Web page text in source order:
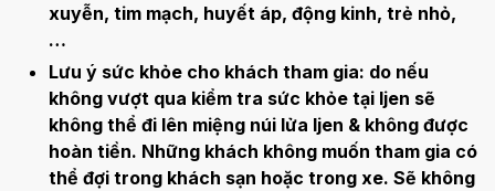
xuyễn, tim mạch, huyết áp, động kinh, trẻ nhỏ,
…
Lưu ý sức khỏe cho khách tham gia: do nếu
không vượt qua kiểm tra sức khỏe tại Ijen sẽ
không thể đi lên miệng núi lửa Ijen & không được
hoàn tiền. Những khách không muốn tham gia có
thể đợi trong khách sạn hoặc trong xe. Sẽ không